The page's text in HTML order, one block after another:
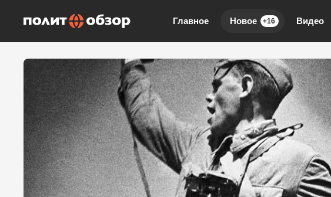
Главное Новое +16 Видео